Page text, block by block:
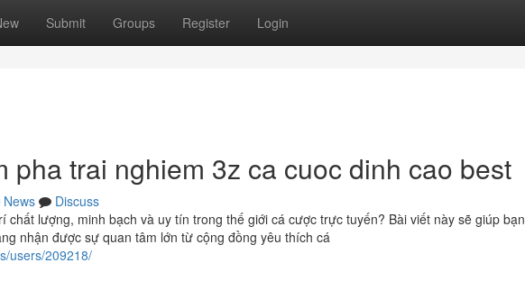
Submit Groups Register Login
pha trai nghiem 3z ca cuoc dinh cao best
News
Discuss
chất lượng, minh bạch và uy tín trong thế giới cá cược trực tuyến? Bài viết này sẽ giúp bạn
nhận được sự quan tâm lớn từ cộng đồng yêu thích cá
users/209218/